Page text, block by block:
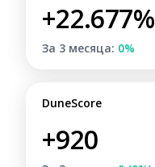
+22.677%
За 3 месяца: 0%
DuneScore
+920